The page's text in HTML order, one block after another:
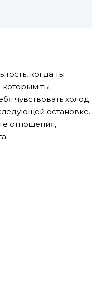
когда ты
которым ты
чувствовать холод
остановке.
отношения,